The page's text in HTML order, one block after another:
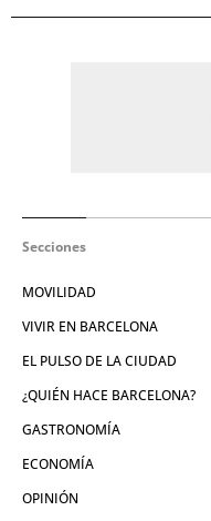
Secciones
MOVILIDAD
VIVIR EN BARCELONA
EL PULSO DE LA CIUDAD
¿QUIÉN HACE BARCELONA?
GASTRONOMÍA
ECONOMÍA
OPINIÓN